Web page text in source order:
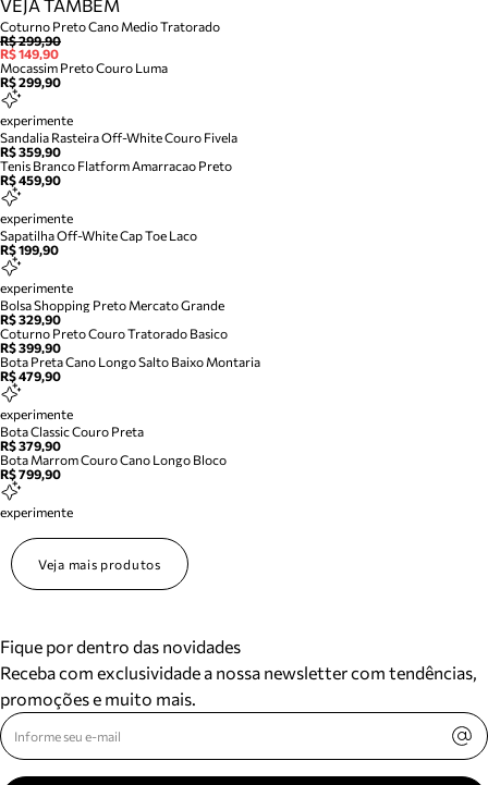
VEJA TAMBÉM
Coturno Preto Cano Medio Tratorado
R$ 299,90
R$ 149,90
Mocassim Preto Couro Luma
R$ 299,90
experimente
Sandalia Rasteira Off-White Couro Fivela
R$ 359,90
Tenis Branco Flatform Amarracao Preto
R$ 459,90
experimente
Sapatilha Off-White Cap Toe Laco
R$ 199,90
experimente
Bolsa Shopping Preto Mercato Grande
R$ 329,90
Coturno Preto Couro Tratorado Basico
R$ 399,90
Bota Preta Cano Longo Salto Baixo Montaria
R$ 479,90
experimente
Bota Classic Couro Preta
R$ 379,90
Bota Marrom Couro Cano Longo Bloco
R$ 799,90
experimente
Veja mais produtos
Fique por dentro das novidades
Receba com exclusividade a nossa newsletter com tendências,
promoções e muito mais.